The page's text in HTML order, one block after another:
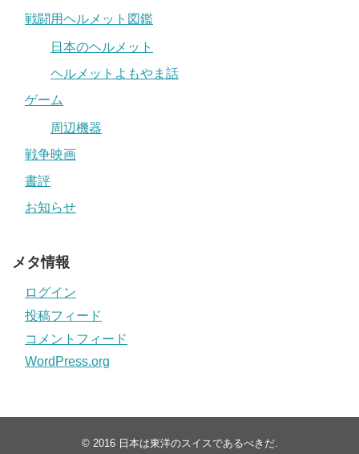
戦闘用ヘルメット図鑑
日本のヘルメット
ヘルメットよもやま話
ゲーム
周辺機器
戦争映画
書評
お知らせ
メタ情報
ログイン
投稿フィード
コメントフィード
WordPress.org
© 2016 日本は東洋のスイスであるべきだ.